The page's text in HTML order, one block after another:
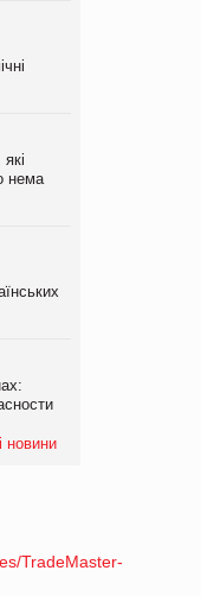
Kraft Heinz скоротила
нема
новини